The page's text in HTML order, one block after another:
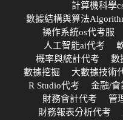
計算機科學
數據結構與算法
操作系統os代考服
人工智能ai代考
概率與統計代考
數
數據挖掘
大數據技術
R Studio代考
金融/會
財務會計代考
管
財務報表分析代考